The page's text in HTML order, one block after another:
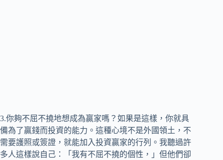
3.你夠不屈不撓地想成為贏家嗎？如果是這樣，你就具
備為了贏錢而投資的能力。這種心境不是外國領土，不
需要護照或簽證，就能加入投資贏家的行列。我聽過許
多人這樣說自己：「我有不屈不撓的個性，」但他們卻